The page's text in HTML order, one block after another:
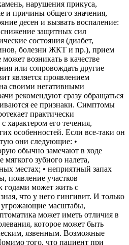
нарушения прикуса,
и причины общего значения,
десен и вызвать воспаление:
защитных сил
состояния (диабет,
болезни ЖКТ и пр.), прием
возникать в качестве
или сопровождать другие
является проявлением
своими негативными
рекомендуют сразу обращаться
ее признаки. Симптомы
практически
характером его течения,
особенностей. Если все-таки он
они следующие: •
обычно замечают в ходе
мягкого зубного налета,
местах; • неприятный запах
появление участков
годами может жить с
что у него гингивит. И только
угрожающие масштабы,
может иметь отличия в
которое может быть
язвенным. Возможные
того, что пациент при